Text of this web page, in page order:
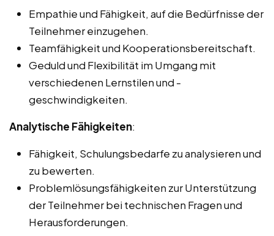
Empathie und Fähigkeit, auf die Bedürfnisse der
Teilnehmer einzugehen.
Teamfähigkeit und Kooperationsbereitschaft.
Geduld und Flexibilität im Umgang mit
verschiedenen Lernstilen und -
geschwindigkeiten.
Analytische Fähigkeiten:
Fähigkeit, Schulungsbedarfe zu analysieren und
zu bewerten.
Problemlösungsfähigkeiten zur Unterstützung
der Teilnehmer bei technischen Fragen und
Herausforderungen.